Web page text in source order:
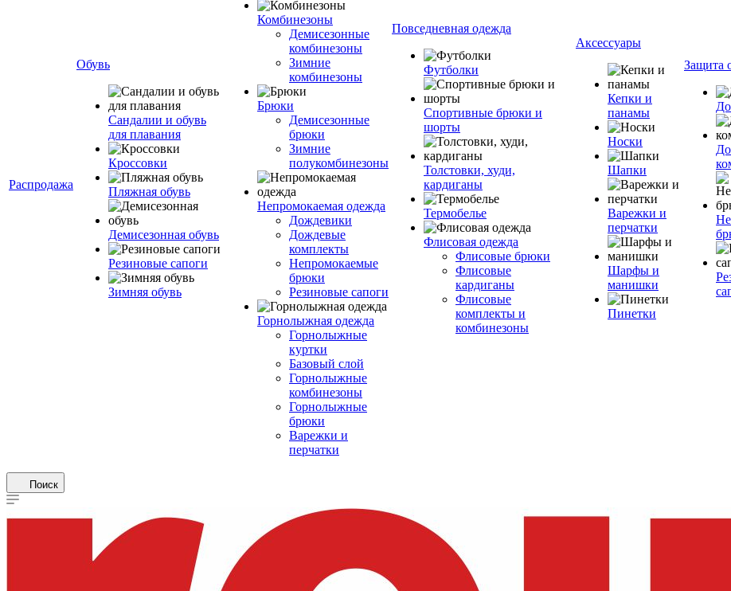
Распродажа
Обувь
Сандалии и обувь
для плавания
Кроссовки
Пляжная обувь
Демисезонная обувь
Резиновые сапоги
Зимняя обувь
Комбинезоны
Демисезонные
комбинезоны
Зимние
комбинезоны
Брюки
Демисезонные
брюки
Зимние
полукомбинезоны
Непромокаемая одежда
Дождевики
Дождевые
комплекты
Непромокаемые
брюки
Резиновые сапоги
Горнолыжная одежда
Горнолыжные
куртки
Базовый слой
Горнолыжные
комбинезоны
Горнолыжные
брюки
Варежки и
перчатки
Повседневная одежда
Футболки
Спортивные брюки и
шорты
Толстовки, худи,
кардиганы
Термобелье
Флисовая одежда
Флисовые брюки
Флисовые
кардиганы
Флисовые
комплекты и
комбинезоны
Аксессуары
Кепки и
панамы
Носки
Шапки
Варежки и
перчатки
Шарфы и
манишки
Пинетки
Защита
Поиск